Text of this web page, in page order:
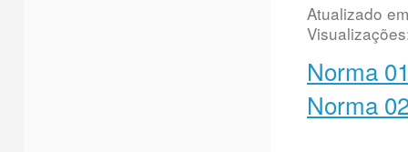
Atualizado
Norma
Norma